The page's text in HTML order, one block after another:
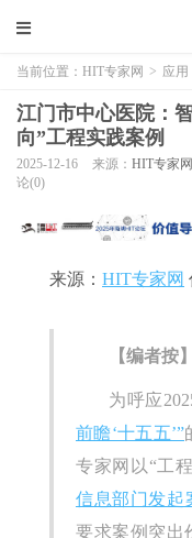
当前位置： HIT专家网 > 应用
江门市中心医院：
向”工程实践案例
2025-12-16 来源： HIT专家网
论(0)
来源： HIT专家网
【编者按】
为呼应
前瞻‘十五五’”
专家网以“工
信息部门发起
要求案例突出